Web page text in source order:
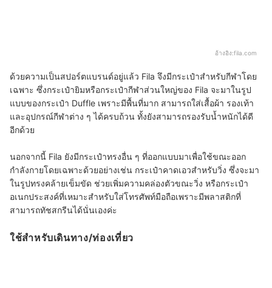
อ้างอิง:fila.com
ด้วยความเป็นสปอร์ตแบรนด์อยู่แล้ว Fila จึงมีกระเป๋าสำหรับกีฬาโดย
เฉพาะ ซึ่งกระเป๋ายิมหรือกระเป๋ากีฬาส่วนใหญ่ของ Fila จะมาในรูป
แบบของกระเป๋า Duffle เพราะมีพื้นที่มาก สามารถใส่เสื้อผ้า รองเท้า
และอุปกรณ์กีฬาต่าง ๆ ได้ครบถ้วน ทั้งยังสามารถรองรับน้ำหนักได้ดี
อีกด้วย
นอกจากนี้ Fila ยังมีกระเป๋าทรงอื่น ๆ ที่ออกแบบมาเพื่อใช้ขณะออก
กำลังกายโดยเฉพาะด้วยอย่างเช่น กระเป๋าคาดเอวสำหรับวิ่ง ซึ่งจะมา
ในรูปทรงคล้ายเข็มขัด ช่วยเพิ่มความคล่องตัวขณะวิ่ง หรือกระเป๋า
อเนกประสงค์ที่เหมาะสำหรับใส่โทรศัพท์มือถือเพราะมีพลาสติกที่
สามารถทัชสกรีนได้นั่นเองค่ะ
ใช้สำหรับเดินทาง/ท่องเที่ยว